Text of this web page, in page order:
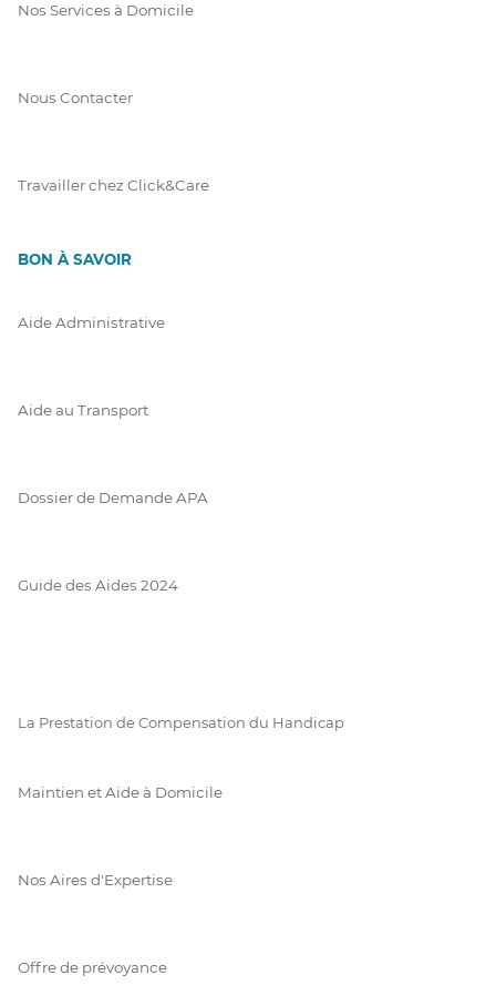
Nos Services à Domicile
Nous Contacter
Travailler chez Click&Care
BON À SAVOIR
Aide Administrative
Aide au Transport
Dossier de Demande APA
Guide des Aides 2024
La Prestation de Compensation du Handicap
Maintien et Aide à Domicile
Nos Aires d'Expertise
Offre de prévoyance